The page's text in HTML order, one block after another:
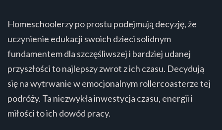
Homeschoolerzy po prostu podejmują decyzję, że
uczynienie edukacji swoich dzieci solidnym
fundamentem dla szczęśliwszej i bardziej udanej
przyszłości to najlepszy zwrot z ich czasu. Decydują
się na wytrwanie w emocjonalnym rollercoasterze tej
podróży. Ta niezwykła inwestycja czasu, energii i
miłości to ich dowód pracy.